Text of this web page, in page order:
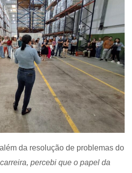
da resolução de problemas do
percebi que o papel da